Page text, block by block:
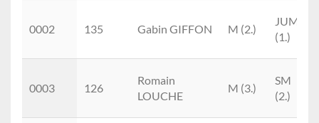
0002 135 Gabin GIFFON M (2.)
JUM
(1.)
0003 126
Romain
LOUCHE
M (3.)
SM
(2.)